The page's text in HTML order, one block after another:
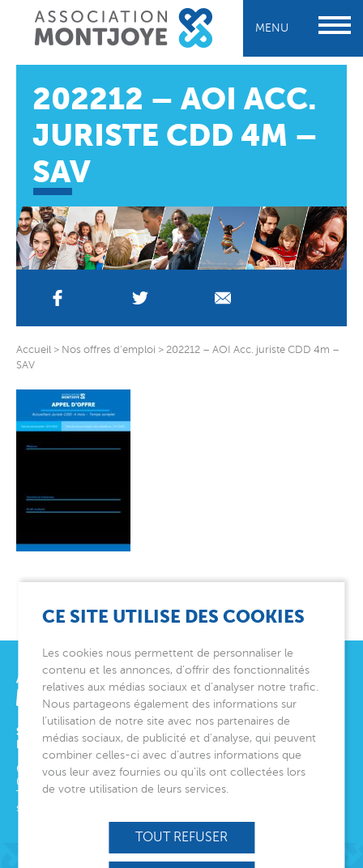
MENU
202212 – AOI ACC.
JURISTE CDD 4M –
SAV
Accueil > Nos offres d’emploi > 202212 – AOI Acc. juriste CDD 4m –
SAV
SIÈGE SOCIAL
ET DIRECTION GÉNÉRALE
6 avenue Édith Cavell
06000
Tél.
04 92 00 24 50
siege@montjoye.org
CE SITE UTILISE DES COOKIES
Les cookies nous permettent de personnaliser le
contenu et les annonces, d’offrir des fonctionnalités
relatives aux médias sociaux et d’analyser notre trafic.
Nous partageons également des informations sur
l’utilisation de notre site avec nos partenaires de
médias sociaux, de publicité et d’analyse, qui peuvent
combiner celles-ci avec d’autres informations que
vous leur avez fournies ou qu’ils ont collectées lors
de votre utilisation de leurs services.
TOUT REFUSER